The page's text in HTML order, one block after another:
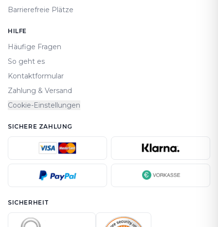
Barrierefreie Plätze
HILFE
Häufige Fragen
So geht es
Kontaktformular
Zahlung & Versand
Cookie-Einstellungen
SICHERE ZAHLUNG
SICHERHEIT